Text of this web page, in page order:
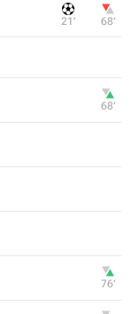
21‎’‎ 68‎’‎
68‎’‎
76‎’‎